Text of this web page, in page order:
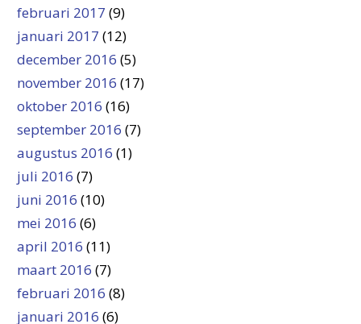
februari 2017 (9)
januari 2017 (12)
december 2016 (5)
november 2016 (17)
oktober 2016 (16)
september 2016 (7)
augustus 2016 (1)
juli 2016 (7)
juni 2016 (10)
mei 2016 (6)
april 2016 (11)
maart 2016 (7)
februari 2016 (8)
januari 2016 (6)